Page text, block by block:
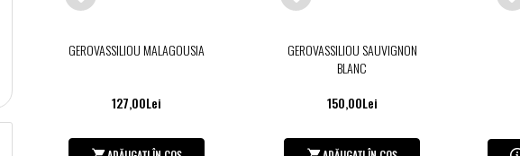
GEROVASSILIOU MALAGOUSIA
127,00Lei
GEROVASSILIOU SAUVIGNON
BLANC
150,00Lei